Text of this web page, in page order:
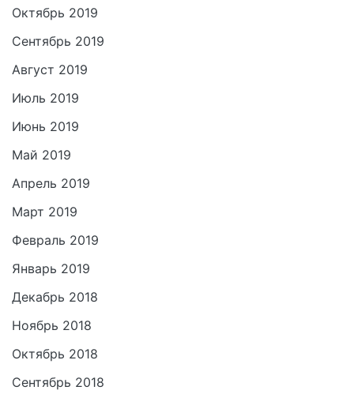
Октябрь 2019
Сентябрь 2019
Август 2019
Июль 2019
Июнь 2019
Май 2019
Апрель 2019
Март 2019
Февраль 2019
Январь 2019
Декабрь 2018
Ноябрь 2018
Октябрь 2018
Сентябрь 2018